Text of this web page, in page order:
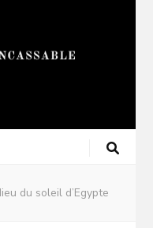
du soleil d’Egypte